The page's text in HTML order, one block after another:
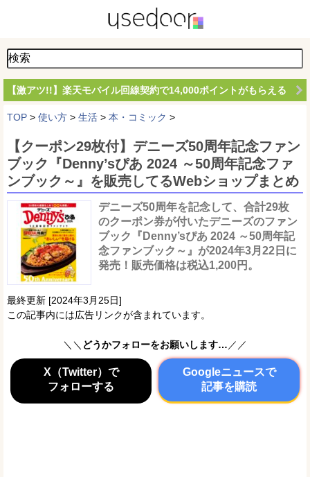
【激アツ!!】楽天モバイル回線契約で14,000ポイントがもらえる
TOP > 使い方 > 生活 > 本・コミック >
【クーポン29枚付】デニーズ50周年記念ファン
ブック『Denny’sぴあ 2024 ～50周年記念ファ
ンブック～』を販売してるWebショップまとめ
デニーズ50周年を記念して、合計29枚
のクーポン券が付いたデニーズのファン
ブック『Denny’sぴあ 2024 ～50周年記
念ファンブック～』が2024年3月22日に
発売！販売価格は税込1,200円。
最終更新 [2024年3月25日]
この記事内には広告リンクが含まれています。
＼＼ どうかフォローをお願いします… ／／
X（Twitter）で
フォローする
Googleニュースで
記事を購読